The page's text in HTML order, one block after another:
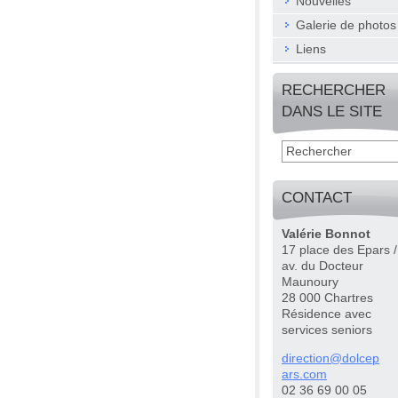
Galerie de photos
Liens
RECHERCHER
DANS LE SITE
CONTACT
Valérie Bonnot
17 place des Epars
av. du Docteur
Maunoury
28 000 Chartres
Résidence avec
services seniors
direction@dolcep
ars.com
02 36 69 00 05